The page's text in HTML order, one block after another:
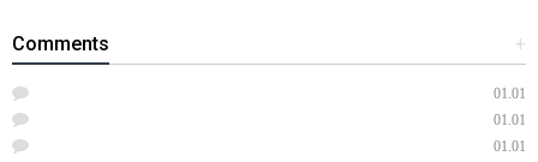
+
Comments
01.01
01.01
01.01